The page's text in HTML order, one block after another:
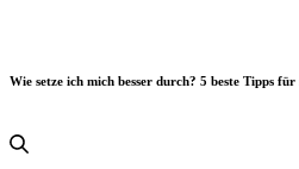
Wie setze ich mich besser durch? 5 beste Tipps